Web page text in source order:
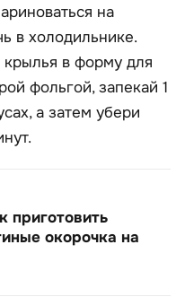
на
в холодильнике.
в форму для
фольгой, запекай 1
а затем убери
приготовить
окорочка на